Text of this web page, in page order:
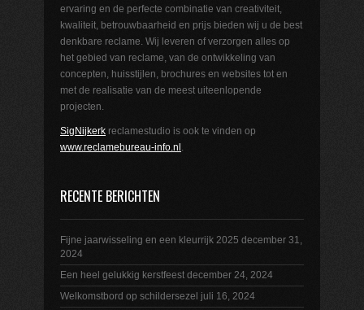
ervaring en de perfecte combinatie van creativiteit,
kwaliteit, betrouwbaarheid en prijs bieden wij u de best
denkbare reclame. Wij leveren of verzorgen alles op
het gebied van reclame, van de ontwikkeling van
concepten, huisstijlen, brochures en websites tot en
met de realisatie van de meest uiteenlopende
projecten.
SigNijkerk reclamestudio is ook te vinden op
www.reclamebureau-info.nl
RECENTE BERICHTEN
Fijne jaarwisseling en een kleurrijk 2025 december 31,
2024
Een heel gelukkig kerstfeest december 24, 2024
Welkomstbord op schildersezel juli 16, 2024